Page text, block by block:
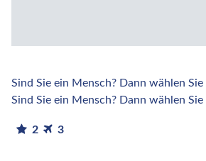
Sind Sie ein Mensch? Dann wählen
Sind Sie ein Mensch? Dann wählen
2 3